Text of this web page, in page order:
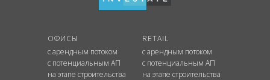
ОФИСЫ
с арендным потоком
с потенциальным АП
на этапе строительства
RETAIL
с арендным потоком
с потенциальным АП
на этапе строительства